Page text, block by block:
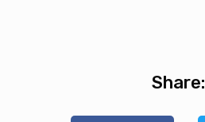
Share: